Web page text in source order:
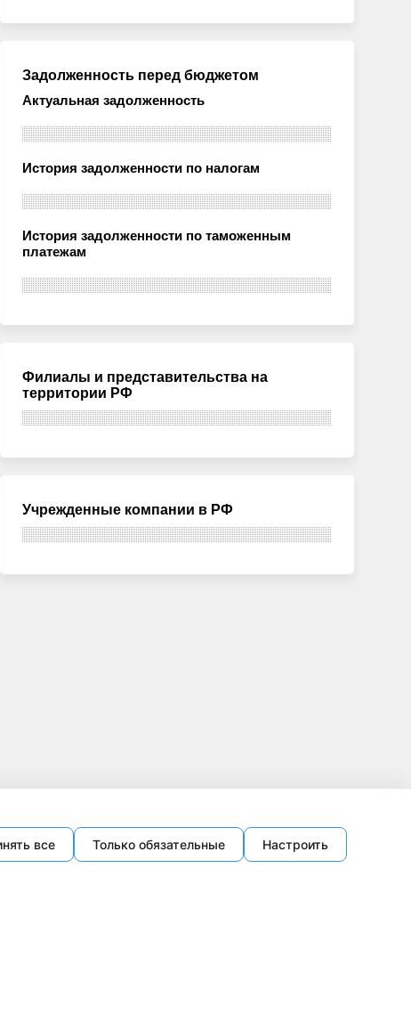
Задолженность перед бюджетом
Актуальная задолженность
История задолженности по налогам
История задолженности по таможенным
платежам
Филиалы и представительства на
территории РФ
Учрежденные компании в РФ
все Только обязательные Настроить